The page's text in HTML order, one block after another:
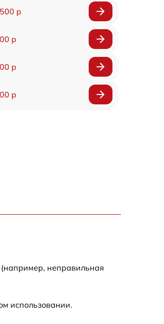
р
р
р
р
(например, неправильная
использовании.